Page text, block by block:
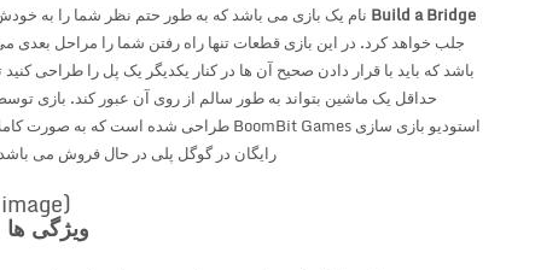
Build a Bridgeنام یک بازی می باشد که به طور حتم نظر شما را به خودش
جلب خواهد کرد. در این بازی قطعات تنها راه رفتن شما را مراحل بعدی می
باشد که باید با قرار دادن صحیح آن ها در کنار یکدیگر یک پل را طراحی کنید تا
حداقل یک ماشین بتواند به طور سالم از روی آن عبور کند. بازی توسط
استودیو بازی سازی BoomBit Games طراحی شده است که به صورت کاملا
رایگان در گوگل پلی در حال فروش می باشد.
ویژگی ها :